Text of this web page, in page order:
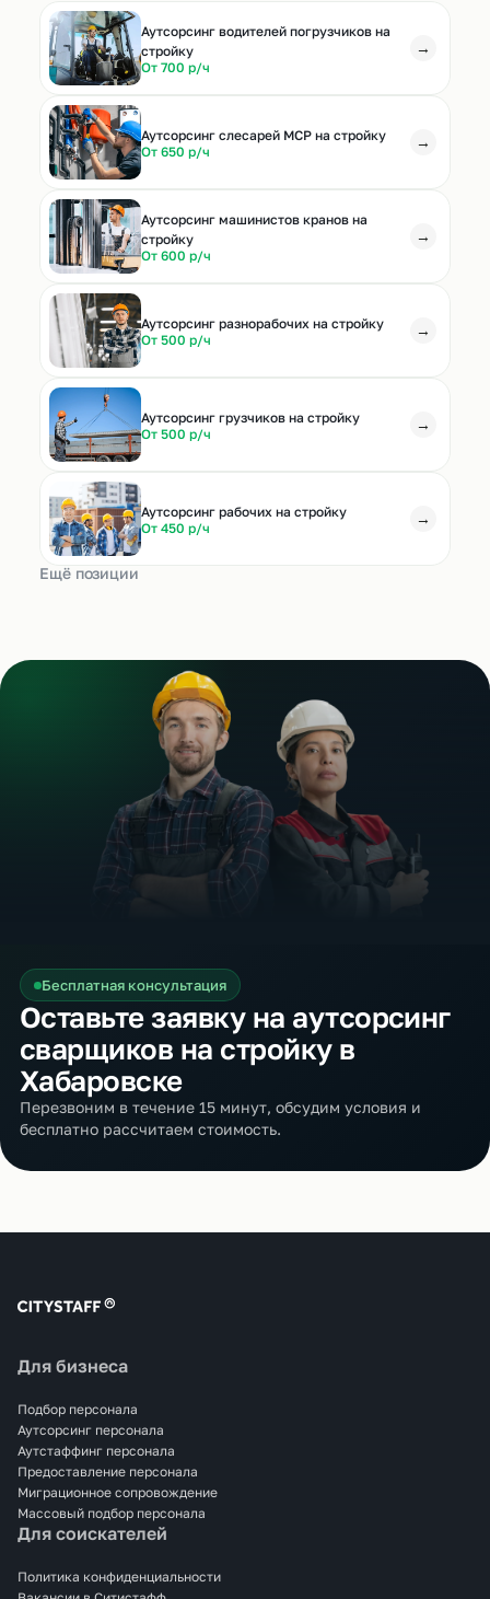
Аутсорсинг водителей погрузчиков на
стройку
От 700 р/ч
→
Аутсорсинг слесарей МСР на стройку
От 650 р/ч
→
Аутсорсинг машинистов кранов на
стройку
От 600 р/ч
→
Аутсорсинг разнорабочих на стройку
От 500 р/ч
→
Аутсорсинг грузчиков на стройку
От 500 р/ч
→
Аутсорсинг рабочих на стройку
От 450 р/ч
→
Ещё позиции
Бесплатная консультация
Оставьте заявку на аутсорсинг
сварщиков на стройку в
Хабаровске
Перезвоним в течение 15 минут, обсудим условия и
бесплатно рассчитаем стоимость.
Для бизнеса
Подбор персонала
Аутсорсинг персонала
Аутстаффинг персонала
Предоставление персонала
Миграционное сопровождение
Массовый подбор персонала
Для соискателей
Политика конфиденциальности